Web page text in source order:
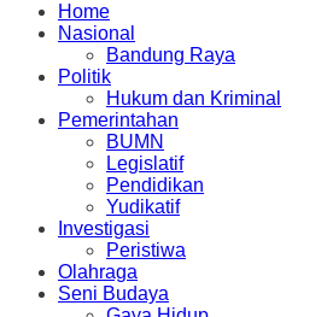
Home
Nasional
Bandung Raya
Politik
Hukum dan Kriminal
Pemerintahan
BUMN
Legislatif
Pendidikan
Yudikatif
Investigasi
Peristiwa
Olahraga
Seni Budaya